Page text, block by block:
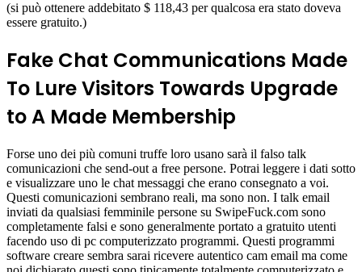
(si può ottenere addebitato $ 118,43 per qualcosa era stato doveva
essere gratuito.)
Fake Chat Communications Made
To Lure Visitors Towards Upgrade
to A Made Membership
Forse uno dei più comuni truffe loro usano sarà il falso talk
comunicazioni che send-out a free persone. Potrai leggere i dati sotto
e visualizzare uno le chat messaggi che erano consegnato a voi.
Questi comunicazioni sembrano reali, ma sono non. I talk email
inviati da qualsiasi femminile persone su SwipeFuck.com sono
completamente falsi e sono generalmente portato a gratuito utenti
facendo uso di pc computerizzato programmi. Questi programmi
software creare sembra sarai ricevere autentico cam email ma come